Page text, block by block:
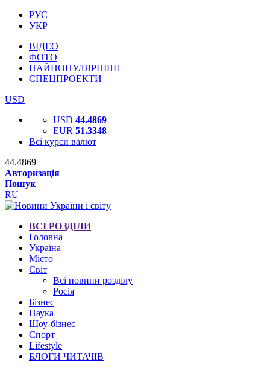
РУС
УКР
ВІДЕО
ФОТО
НАЙПОПУЛЯРНІШІ
СПЕЦПРОЕКТИ
USD
USD 44.4869
EUR 51.3348
Всі курси валют
44.4869
Авторизація
Пошук
RU
ВСІ РОЗДІЛИ
Головна
Україна
Місто
Світ
Всі новини розділу
Росія
Бізнес
Наука
Шоу-бізнес
Спорт
Lifestyle
БЛОГИ ЧИТАЧІВ